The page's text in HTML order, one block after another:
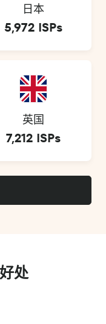
日本
5,972 ISPs
英国
7,212 ISPs
处